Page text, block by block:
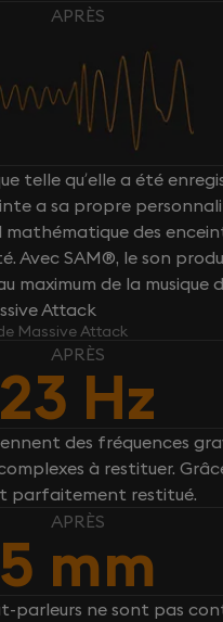
APRÈS
telle qu’elle a été
a sa propre
des
Avec SAM®, le son
maximum de la musique
Attack
Massive Attack
APRÈS
23 Hz
des fréquences
à restituer.
parfaitement restitué.
APRÈS
5 mm
parleurs ne sont pas